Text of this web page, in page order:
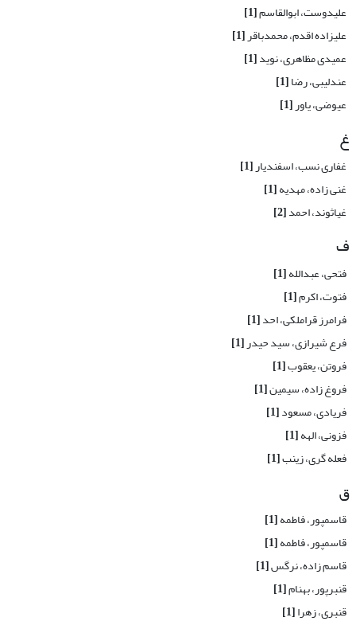
علیدوست، ابوالقاسم[1]
علیزاده اقدم، محمدباقر[1]
عمیدی مظاهری، نوید[1]
عندلیبی، رضا[1]
عیوضی، یاور[1]
غ
غفاری نسب، اسفندیار[1]
غنی زاده، مهدیه[1]
غیاثوند، احمد[2]
ف
فتحی، عبدالله[1]
فتوت، اکرم[1]
فرامرز قراملکی، احد[1]
فرع شیرازی، سید حیدر[1]
فروتن، یعقوب[1]
فروغ زاده، سیمین[1]
فریادی، مسعود[1]
فزونی، الهه[1]
فعله گری، زینب[1]
ق
قاسمپور، فاطمه[1]
قاسمپور، فاطمه[1]
قاسم زاده، نرگس[1]
قنبرپور، بهنام[1]
قنبری، زهرا[1]